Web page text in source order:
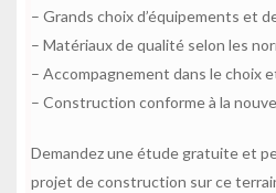
– Grands choix d’équipements et
– Matériaux de qualité selon les
– Accompagnement dans le choix
– Construction conforme à la
Demandez une étude gratuite et
projet de construction sur ce